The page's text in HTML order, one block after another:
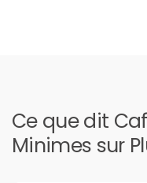
Ce que dit
Minimes sur